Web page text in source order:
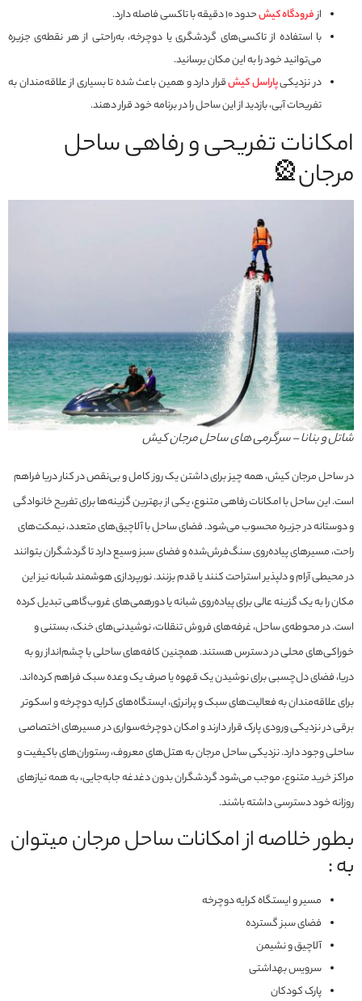
ازفرودگاه کیشحدود ۱۰ دقیقه با تاکسی فاصله دارد.
با استفاده از تاکسی‌های گردشگری یا دوچرخه، به‌راحتی از هر نقطه‌ی جزیره
می‌توانید خود را به این مکان برسانید.
در نزدیکیپاراسل کیشقرار دارد و همین باعث شده تا بسیاری از علاقه‌مندان به
تفریحات آبی، بازدید از این ساحل را در برنامه خود قرار دهند.
امکانات تفریحی و رفاهی ساحل
مرجان🎡
شاتل و بنانا – سرگرمی های ساحل مرجان کیش
در ساحل مرجان کیش، همه چیز برای داشتن یک روز کامل و بی‌نقص در کنار دریا فراهم
است. این ساحل با امکانات رفاهی متنوع، یکی از بهترین گزینه‌ها برای تفریح خانوادگی
و دوستانه در جزیره محسوب می‌شود. فضای ساحل با آلاچیق‌های متعدد، نیمکت‌های
راحت، مسیرهای پیاده‌روی سنگ‌فرش‌شده و فضای سبز وسیع دارد تا گردشگران بتوانند
در محیطی آرام و دلپذیر استراحت کنند یا قدم بزنند. نورپردازی هوشمند شبانه نیز این
مکان را به یک گزینه عالی برای پیاده‌روی شبانه یا دورهمی‌های غروب‌گاهی تبدیل کرده
است. در محوطه‌ی ساحل، غرفه‌های فروش تنقلات، نوشیدنی‌های خنک، بستنی و
خوراکی‌های محلی در دسترس هستند. همچنین کافه‌های ساحلی با چشم‌انداز رو به
دریا، فضای دل‌چسبی برای نوشیدن یک قهوه یا صرف یک وعده سبک فراهم کرده‌اند.
برای علاقه‌مندان به فعالیت‌های سبک و پرانرژی، ایستگاه‌های کرایه دوچرخه و اسکوتر
برقی در نزدیکی ورودی پارک قرار دارند و امکان دوچرخه‌سواری در مسیرهای اختصاصی
ساحلی وجود دارد. نزدیکی ساحل مرجان به هتل‌های معروف، رستوران‌های باکیفیت و
مراکز خرید متنوع، موجب می‌شود گردشگران بدون دغدغه جابه‌جایی، به همه نیازهای
روزانه خود دسترسی داشته باشند.
بطور خلاصه از امکانات ساحل مرجان میتوان
به :
مسیر و ایستگاه کرایه دوچرخه
فضای سبز گسترده
آلاچیق و نشیمن
سرویس بهداشتی
پارک کودکان